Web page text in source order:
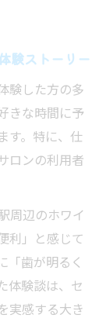
験ストーリー
験した方の多
きな時間に予
す。特に、仕
ロンの利用者
周辺のホワイ
利」と感じて
「歯が明るく
体験談は、セ
実感する大き